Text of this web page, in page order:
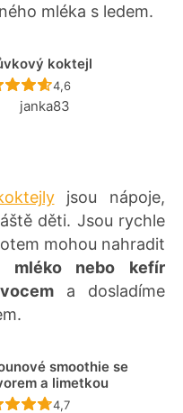
mléka s ledem.
koktejl
Recept ještě nebyl
4,6
janka83
jsou nápoje,
děti. Jsou rychle
mohou nahradit
mléko nebo kefír
a dosladíme
smoothie se
a limetkou
Recept ještě nebyl
4,7